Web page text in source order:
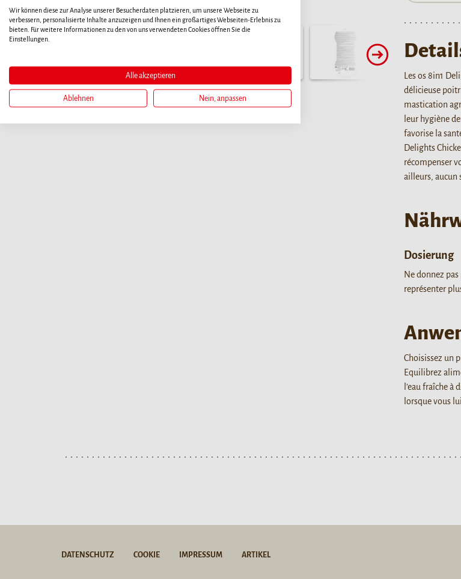
Les os 8in1
délicieuse
mastication
leur hygiène
favorise la
Delights
récompenser
ailleurs, aucun
Dosierung
Ne donnez
représenter
Choisissez un
Equilibrez
l’eau fraîche
lorsque vous
DATENSCHUTZ COOKIE IMPRESSUM ARTIKEL
Wir können diese zur Analyse unserer Besucherdaten platzieren, um unsere Webseite zu
verbessern, personalisierte Inhalte anzuzeigen und Ihnen ein großartiges Webseiten-Erlebnis zu
bieten. Für weitere Informationen zu den von uns verwendeten Cookies öffnen Sie die
Einstellungen.
Alle akzeptieren
Ablehnen Nein, anpassen